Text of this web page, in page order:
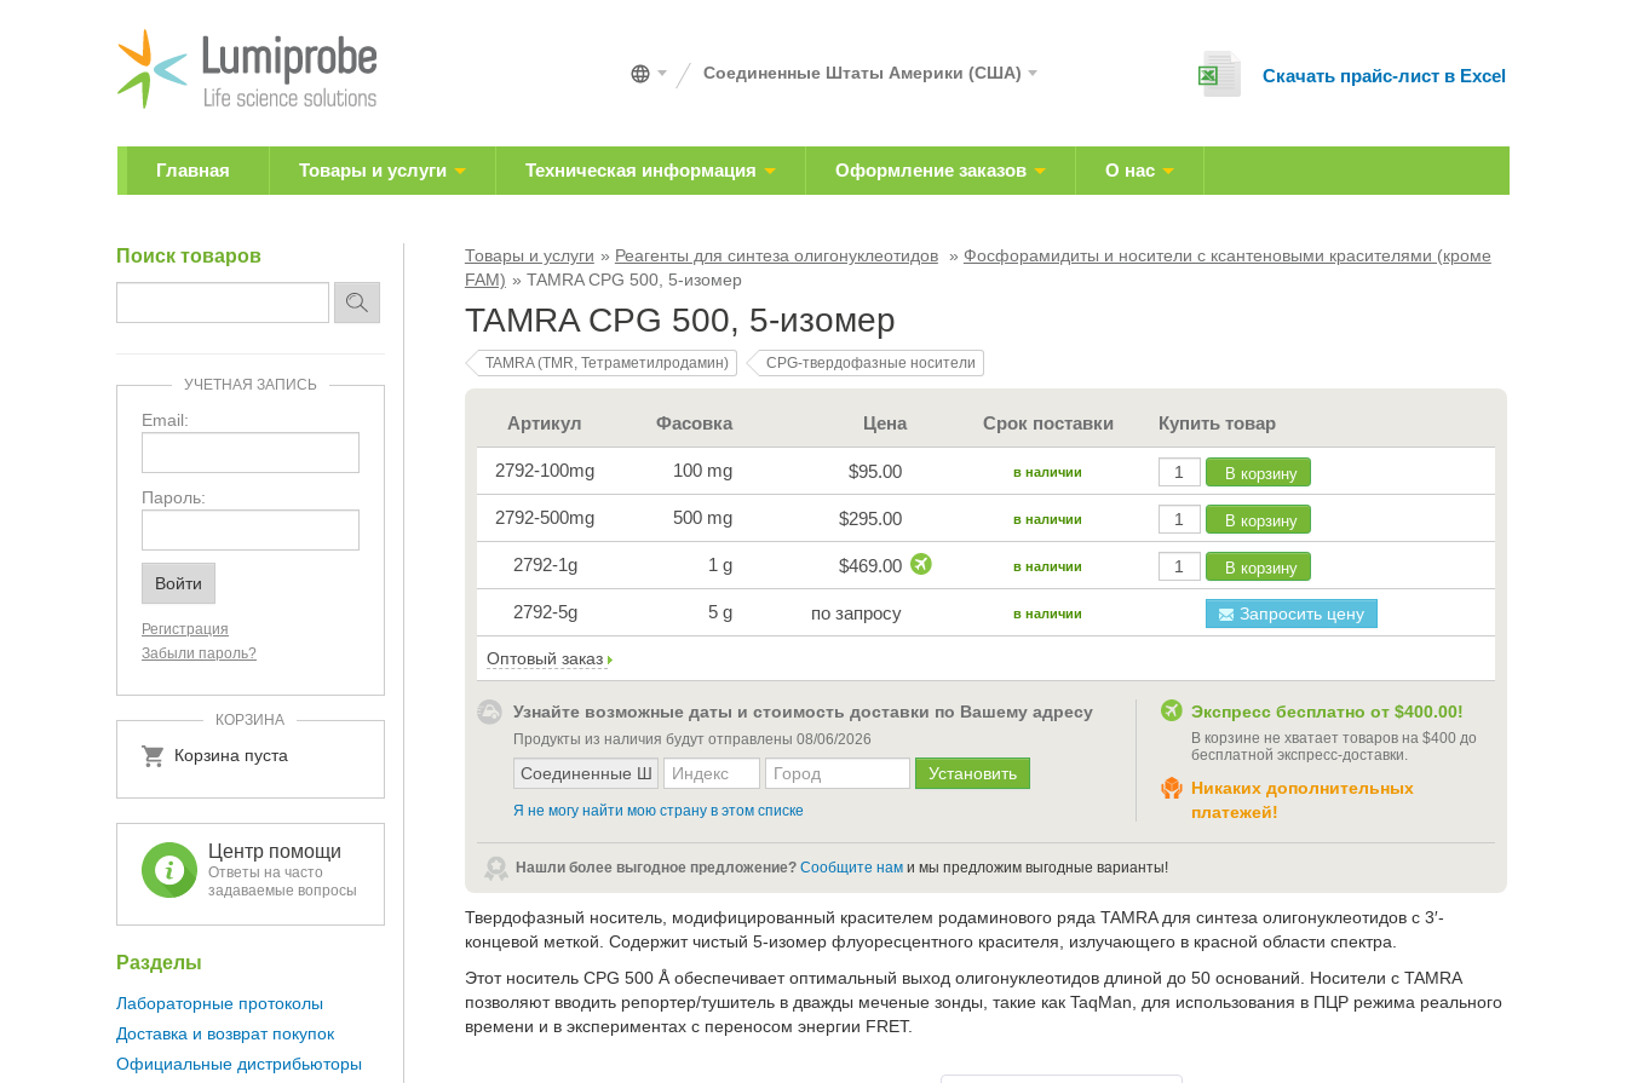
Cкачать прайс-лист в Excel
Соединенные Штаты Америки (США)
Главная Товары и услуги Техническая информация Оформление заказов О нас
Товары и услуги Реагенты для синтеза олигонуклеотидов
Фосфорамидиты и носители с ксантеновыми красителями (кроме
FAM)
TAMRA CPG 500, 5-изомер
TAMRA CPG 500, 5-изомер
TAMRA (TMR, Тетраметилродамин) CPG-твердофазные носители
Артикул Фасовка Цена Срок поставки Купить товар
2792-100mg 100 mg $95.00 в наличии В корзину
2792-500mg 500 mg $295.00 в наличии В корзину
2792-1g 1 g $469.00 в наличии В корзину
2792-5g 5 g по запросу в наличии Запросить цену
Оптовый заказ
Узнайте возможные даты и стоимость доставки по Вашему адресу
Продукты из наличия будут отправлены 08/06/2026
Я не могу найти мою страну в этом списке
Экспресс бесплатно от $400.00!
В корзине не хватает товаров на $400до
бесплатной экспресс-доставки.
Никаких дополнительных
платежей!
Нашли более выгодное предложение? Сообщите нам и мы предложим выгодные варианты!
Твердофазный носитель, модифицированный красителем родаминового ряда TAMRA для синтеза олигонуклеотидов с 3′-
концевой меткой. Содержит чистый 5-изомер флуоресцентного красителя, излучающего в красной области спектра.
Этот носитель CPG 500 Å обеспечивает оптимальный выход олигонуклеотидов длиной до 50 оснований. Носители с TAMRA
позволяют вводить репортер/тушитель в дважды меченые зонды, такие как TaqMan, для использования в ПЦР режима реального
времени и в экспериментах с переносом энергии FRET.
Поиск товаров
УЧЕТНАЯ ЗАПИСЬ
Email:
Пароль:
Регистрация
Забыли пароль?
КОРЗИНА
Корзина пуста
Центр помощи
Ответы на часто
задаваемые вопросы
Разделы
Лабораторные протоколы
Доставка и возврат покупок
Официальные дистрибьюторы